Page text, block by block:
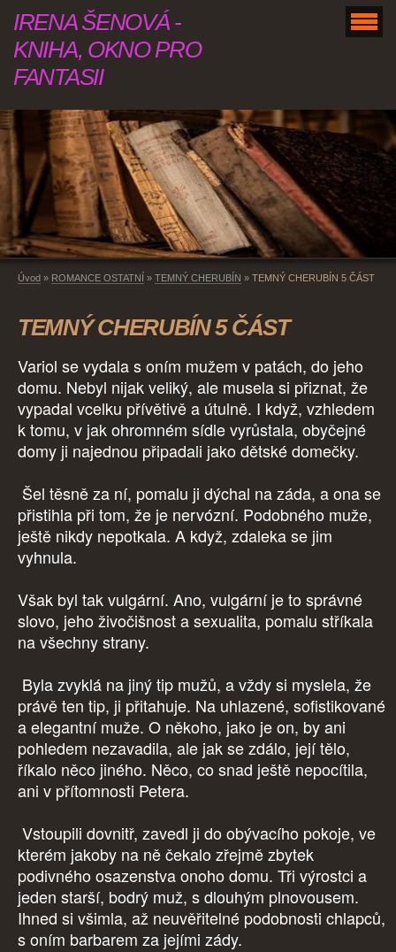
IRENA ŠENOVÁ -
KNIHA, OKNO PRO
FANTASII
Úvod » ROMANCE OSTATNÍ » TEMNÝ CHERUBÍN » TEMNÝ CHERUBÍN 5 ČÁST
TEMNÝ CHERUBÍN 5 ČÁST
Variol se vydala s oním mužem v patách, do jeho
domu. Nebyl nijak veliký, ale musela si přiznat, že
vypadal vcelku přívětivě a útulně. I když, vzhledem
k tomu, v jak ohromném sídle vyrůstala, obyčejné
domy ji najednou připadali jako dětské domečky.
Šel těsně za ní, pomalu ji dýchal na záda, a ona se
přistihla při tom, že je nervózní. Podobného muže,
ještě nikdy nepotkala. A když, zdaleka se jim
vyhnula.
Však byl tak vulgární. Ano, vulgární je to správné
slovo, jeho živočišnost a sexualita, pomalu stříkala
na všechny strany.
Byla zvyklá na jiný tip mužů, a vždy si myslela, že
právě ten tip, ji přitahuje. Na uhlazené, sofistikované
a elegantní muže. O někoho, jako je on, by ani
pohledem nezavadila, ale jak se zdálo, její tělo,
říkalo něco jiného. Něco, co snad ještě nepocítila,
ani v přítomnosti Petera.
Vstoupili dovnitř, zavedl ji do obývacího pokoje, ve
kterém jakoby na ně čekalo zřejmě zbytek
podivného osazenstva onoho domu. Tři výrostci a
jeden starší, bodrý muž, s dlouhým plnovousem.
Ihned si všimla, až neuvěřitelné podobnosti chlapců,
s oním barbarem za jejími zády.